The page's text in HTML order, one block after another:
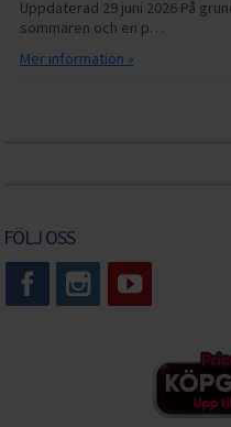
Uppdaterad 29 juni 2026 På
sommaren och en p…
Mer information »
FÖLJ OSS